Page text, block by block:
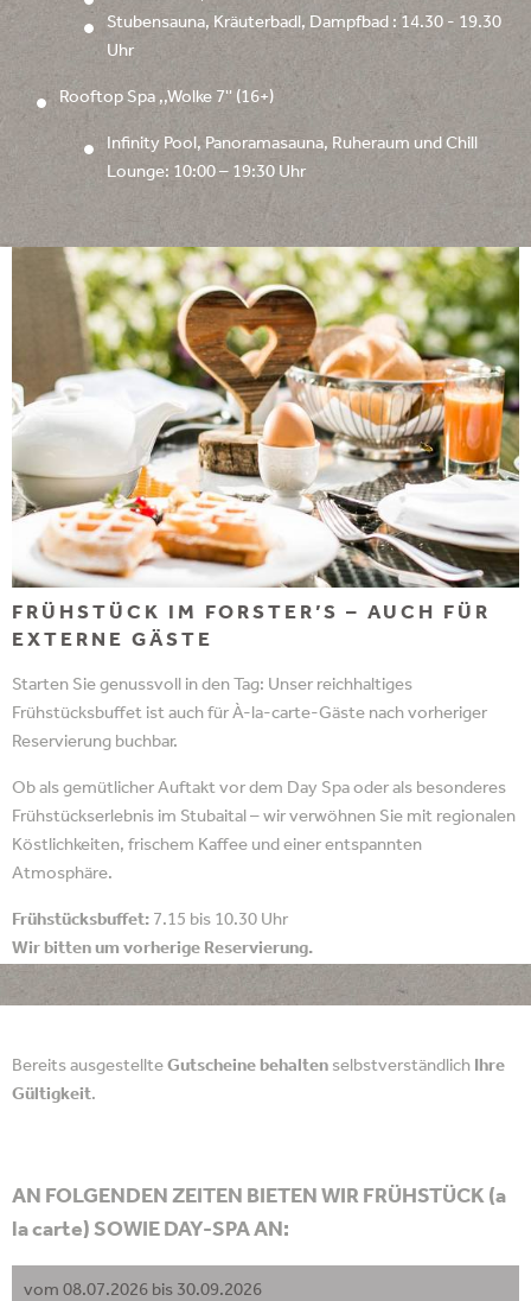
Stubensauna, Kräuterbadl, Dampfbad : 14.30 - 19.30
Uhr
Rooftop Spa ,,Wolke 7'' (16+)
Infinity Pool, Panoramasauna, Ruheraum und Chill
Lounge: 10:00 – 19:30 Uhr
FRÜHSTÜCK IM FORSTER’S – AUCH FÜR
EXTERNE GÄSTE
Starten Sie genussvoll in den Tag: Unser reichhaltiges
Frühstücksbuffet ist auch für À-la-carte-Gäste nach vorheriger
Reservierung buchbar.
Ob als gemütlicher Auftakt vor dem Day Spa oder als besonderes
Frühstückserlebnis im Stubaital – wir verwöhnen Sie mit regionalen
Köstlichkeiten, frischem Kaffee und einer entspannten
Atmosphäre.
Frühstücksbuffet: 7.15 bis 10.30 Uhr
Wir bitten um vorherige Reservierung.
Bereits ausgestellte Gutscheine behalten selbstverständlich Ihre
Gültigkeit.
AN FOLGENDEN ZEITEN BIETEN WIR FRÜHSTÜCK (a
la carte) SOWIE DAY-SPA AN:
vom 08.07.2026 bis 30.09.2026